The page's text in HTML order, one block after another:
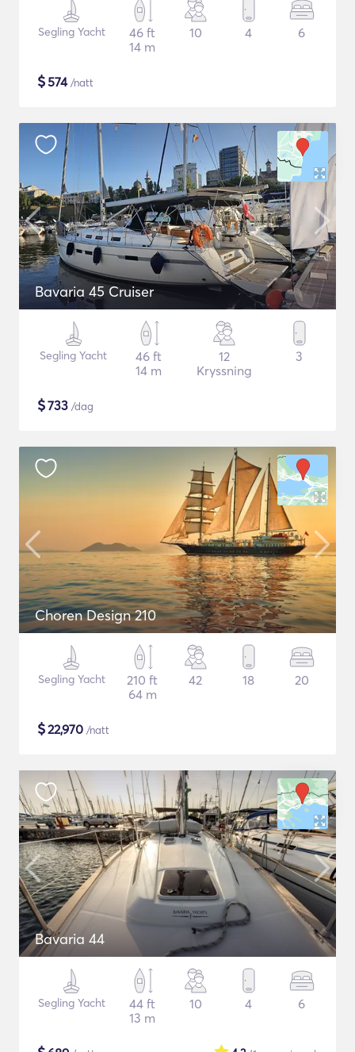
Segling Yacht
46 ft
14 m
10 4 6
$574/natt
Bavaria 45 Cruiser
Segling Yacht
46 ft
14 m
12
Kryssning
3
$733 /dag
Choren Design 210
Segling Yacht
210 ft
64 m
42 18 20
$22,970 /natt
Bavaria 44
Segling Yacht
44 ft
13 m
10 4 6